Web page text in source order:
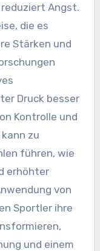
Angst.
die es
Stärken und
Druck besser
Kontrolle und
zu
führen, wie
erhöhter
von
Sportler ihre
und einem